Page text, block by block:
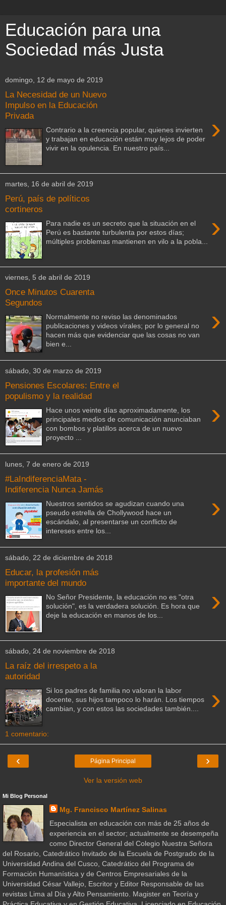
Educación para una
Sociedad más Justa
domingo, 12 de mayo de 2019
La Necesidad de un Nuevo
Impulso en la Educación
Privada
›
Contrario a la creencia popular, quienes invierten
y trabajan en educación están muy lejos de poder
vivir en la opulencia. En nuestro país...
martes, 16 de abril de 2019
Perú, país de políticos
cortineros
›
Para nadie es un secreto que la situación en el
Perú es bastante turbulenta por estos días;
múltiples problemas mantienen en vilo a la pobla...
viernes, 5 de abril de 2019
Once Minutos Cuarenta
Segundos
›
Normalmente no reviso las denominados
publicaciones y videos vírales; por lo general no
hacen más que evidenciar que las cosas no van
bien e...
sábado, 30 de marzo de 2019
Pensiones Escolares: Entre el
populismo y la realidad
›
Hace unos veinte días aproximadamente, los
principales medios de comunicación anunciaban
con bombos y platillos acerca de un nuevo
proyecto ...
lunes, 7 de enero de 2019
#LaIndiferenciaMata -
Indiferencia Nunca Jamás
›
Nuestros sentidos se agudizan cuando una
pseudo estrella de Chollywood hace un
escándalo, al presentarse un conflicto de
intereses entre los...
sábado, 22 de diciembre de 2018
Educar, la profesión más
importante del mundo
›
No Señor Presidente, la educación no es "otra
solución", es la verdadera solución. Es hora que
deje la educación en manos de los...
sábado, 24 de noviembre de 2018
La raíz del irrespeto a la
autoridad
›
Si los padres de familia no valoran la labor
docente, sus hijos tampoco lo harán. Los tiempos
cambian, y con estos las sociedades también....
1 comentario:
‹ ›
Página Principal
Ver la versión web
Mi Blog Personal
Mg. Francisco Martínez Salinas
Especialista en educación con más de 25 años de
experiencia en el sector; actualmente se desempeña
como Director General del Colegio Nuestra Señora
del Rosario, Catedrático Invitado de la Escuela de Postgrado de la
Universidad Andina del Cusco, Catedrático del Programa de
Formación Humanística y de Centros Empresariales de la
Universidad César Vallejo, Escritor y Editor Responsable de las
revistas Lima al Día y Alto Pensamiento. Magister en Teoría y